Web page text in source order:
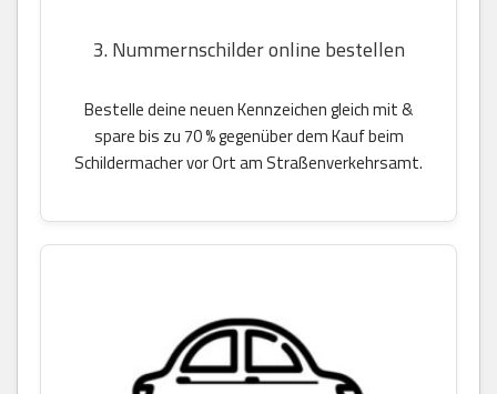
3. Nummernschilder online bestellen
Bestelle deine neuen Kennzeichen gleich mit &
spare bis zu 70 % gegenüber dem Kauf beim
Schildermacher vor Ort am Straßenverkehrsamt.